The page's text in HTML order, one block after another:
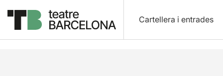
Cartellera i entrades